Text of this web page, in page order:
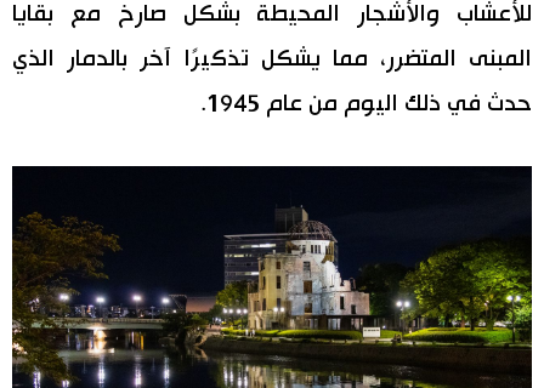
للأعشاب والأشجار المحيطة بشكل صارخ مع بقايا
المبنى المتضرر، مما يشكل تذكيرًا آخر بالدمار الذي
حدث في ذلك اليوم من عام 1945.